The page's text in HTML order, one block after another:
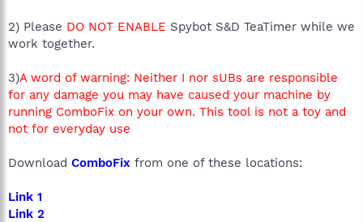
2) Please DO NOT ENABLE Spybot S&D TeaTimer while we
work together.
3)A word of warning: Neither I nor sUBs are responsible
for any damage you may have caused your machine by
running ComboFix on your own. This tool is not a toy and
not for everyday use
Download ComboFix from one of these locations:
Link 1
Link 2